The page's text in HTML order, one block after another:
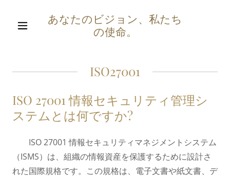
あなたのビジョン、私たち
の使命。
ISO27001
ISO 27001 情報セキュリティ管理シ
ステムとは何ですか?
ISO 27001 情報セキュリティマネジメントシステム
（ISMS）は、組織の情報資産を保護するために設計さ
れた国際規格です。この規格は、電子文書や紙文書、デ